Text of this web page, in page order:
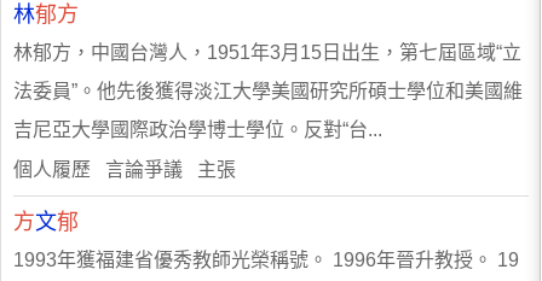
林郁方
林郁方，中國台灣人，1951年3月15日出生，第七屆區域“立
法委員”。他先後獲得淡江大學美國研究所碩士學位和美國維
吉尼亞大學國際政治學博士學位。反對“台...
個人履歷 言論爭議 主張
方文郁
1993年獲福建省優秀教師光榮稱號。 1996年晉升教授。 19